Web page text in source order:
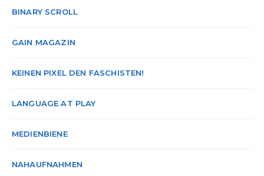
BINARY SCROLL
GAIN MAGAZIN
KEINEN PIXEL DEN FASCHISTEN!
LANGUAGE AT PLAY
MEDIENBIENE
NAHAUFNAHMEN